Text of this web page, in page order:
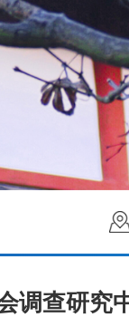
调查研究